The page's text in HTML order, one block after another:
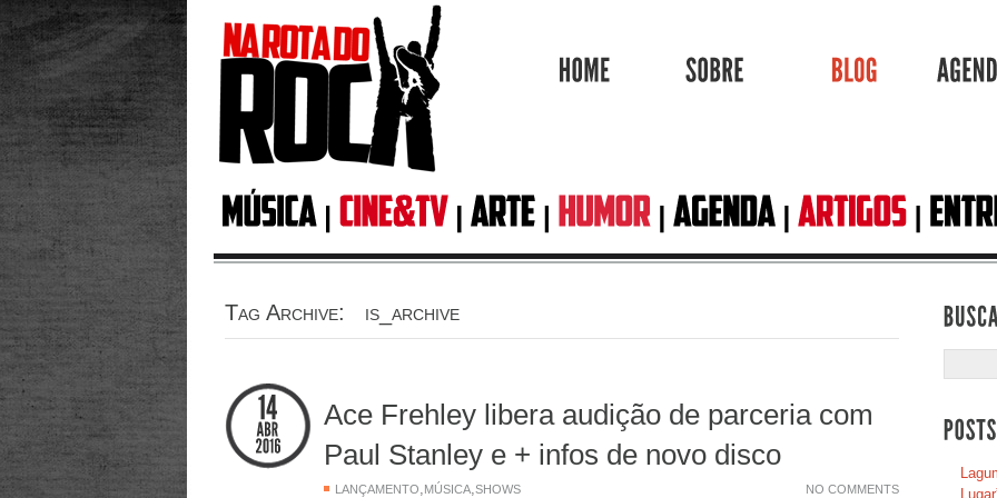
Tag Archive: is_archive
Ace Frehley libera audição de parceria com
Paul Stanley e + infos de novo disco
LANÇAMENTO, MÚSICA,SHOWS NO COMMENTS